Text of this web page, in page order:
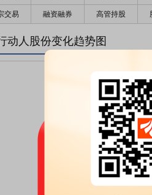
交易 融资融券 高管持股
动人股份变化趋势图